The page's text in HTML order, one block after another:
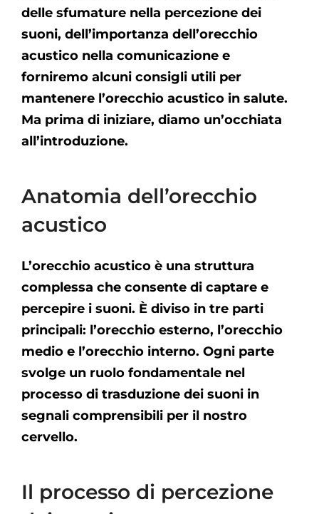
delle sfumature nella percezione dei
suoni, dell’importanza dell’orecchio
acustico nella comunicazione e
forniremo alcuni consigli utili per
mantenere l’orecchio acustico in salute.
Ma prima di iniziare, diamo un’occhiata
all’introduzione.
Anatomia dell’orecchio
acustico
L’orecchio acustico è una struttura
complessa che consente di captare e
percepire i suoni. È diviso in tre parti
principali: l’orecchio esterno, l’orecchio
medio e l’orecchio interno. Ogni parte
svolge un ruolo fondamentale nel
processo di trasduzione dei suoni in
segnali comprensibili per il nostro
cervello.
Il processo di percezione